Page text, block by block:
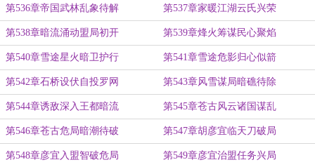
第536章帝国武林乱象待解 第537章家暖江湖云氏兴荣
第538章暗流涌动盟局初开 第539章烽火筹谋民心聚焰
第540章雪途星火暗卫护行 第541章雪途危影归心似箭
第542章石桥设伏自投罗网 第543章风雪谋局暗礁待除
第544章诱敌深入王都暗流 第545章苍古风云诸国谋乱
第546章苍古危局暗潮待破 第547章胡彦宜临天刀破局
第548章彦宜入盟智破危局 第549章彦宜治盟任务兴局